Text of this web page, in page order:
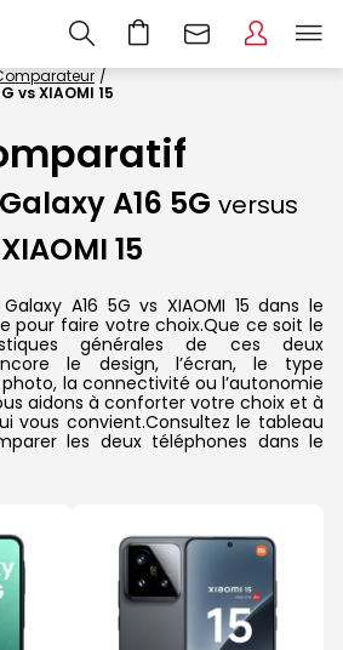
vs XIAOMI 15
A16 5G versus
XIAOMI 15
A16 5G vs XIAOMI 15 dans le
pour faire votre choix.Que ce soit le
générales de ces deux
le design, l’écran, le type
photo, la connectivité ou l’autonomie
aidons à conforter votre choix et à
vous convient.Consultez le tableau
les deux téléphones dans le